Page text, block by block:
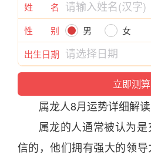
姓 名
性 别
男
女
出生日期
属龙人8月运势详细解
属龙的人通常被认为
信的，他们拥有强大的领